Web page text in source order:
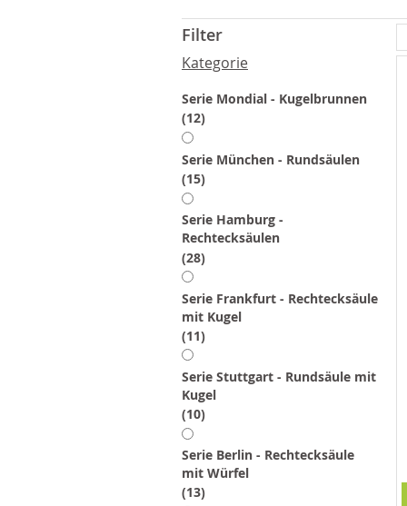
Filter
Kategorie
Serie Mondial - Kugelbrunnen
12Artikel
Serie München - Rundsäulen
15Artikel
Serie Hamburg -
Rechtecksäulen
28Artikel
Serie Frankfurt - Rechtecksäule
mit Kugel
11Artikel
Serie Stuttgart - Rundsäule mit
Kugel
10Artikel
Serie Berlin - Rechtecksäule
mit Würfel
13Artikel